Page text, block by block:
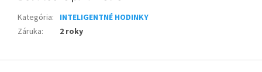
Kategória: INTELIGENTNÉ HODINKY
Záruka: 2 roky